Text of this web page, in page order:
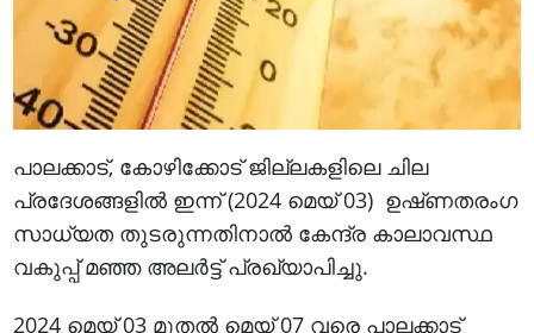
പാലക്കാട്, കോഴിക്കോട് ജില്ലകളിലെ ചില
പ്രദേശങ്ങളിൽ ഇന്ന് (2024 മെയ് 03) ഉഷ്‌ണതരംഗ
സാധ്യത തുടരുന്നതിനാൽ കേന്ദ്ര കാലാവസ്ഥ
വകുപ്പ് മഞ്ഞ അലർട്ട് പ്രഖ്യാപിച്ചു.
2024 മെയ് 03 മുതൽ മെയ് 07 വരെ പാലക്കാട്